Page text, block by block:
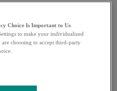
Choice Is Important to Us
to make your individualized
are choosing to accept third-party